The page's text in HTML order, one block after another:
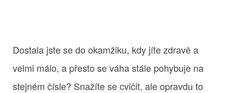
Dostala jste se do okamžiku, kdy jíte zdravě a
velmi málo, a přesto se váha stále pohybuje na
stejném čísle? Snažíte se cvičit, ale opravdu to